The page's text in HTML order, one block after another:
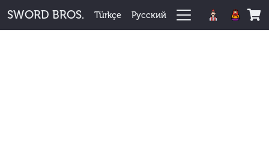
SWORD BROS. Türkçe Русский